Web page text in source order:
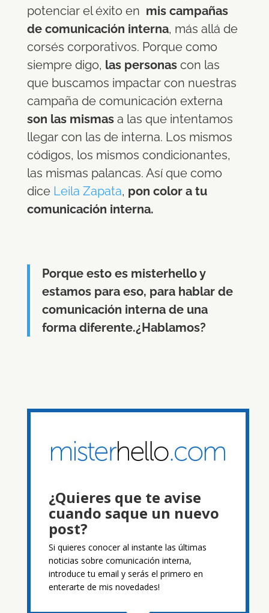
potenciar el éxito en mis campañas
de comunicación interna, más allá de
corsés corporativos. Porque como
siempre digo, las personascon las
que buscamos impactar con nuestras
campaña de comunicación externa
son las mismasa las que intentamos
llegar con las de interna. Los mismos
códigos, los mismos condicionantes,
las mismas palancas. Así que como
dice Leila Zapata, pon color a tu
comunicación interna.
Porque esto es misterhello y
estamos para eso, para hablar de
comunicación interna de una
forma diferente.¿Hablamos?
¿Quieres que te avise
cuando saque un nuevo
post?
Si quieres conocer al instante las últimas
noticias sobre comunicación interna,
introduce tu email y serás el primero en
enterarte de mis novedades!